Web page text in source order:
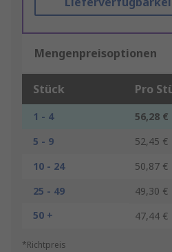
Mengenpreisoptionen
Stück Pro
1 - 4
56,28 €
5 - 9
52,45 €
10 - 24
50,87 €
25 - 49
49,30 €
50 +
47,44 €
*Richtpreis